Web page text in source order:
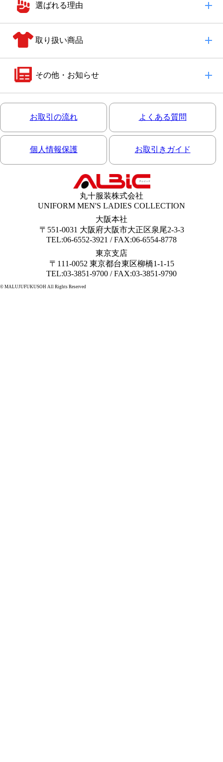
選ばれる理由
取り扱い商品
その他・お知らせ
お取引の流れ よくある質問
個人情報保護 お取引きガイド
丸十服装株式会社
UNIFORM MEN'S LADIES COLLECTION
大阪本社
〒551-0031 大阪府大阪市大正区泉尾2-3-3
TEL:06-6552-3921 / FAX:06-6554-8778
東京支店
〒111-0052 東京都台東区柳橋1-1-15
TEL:03-3851-9700 / FAX:03-3851-9790
© MALUJUFUKUSOH All Rights Reserved